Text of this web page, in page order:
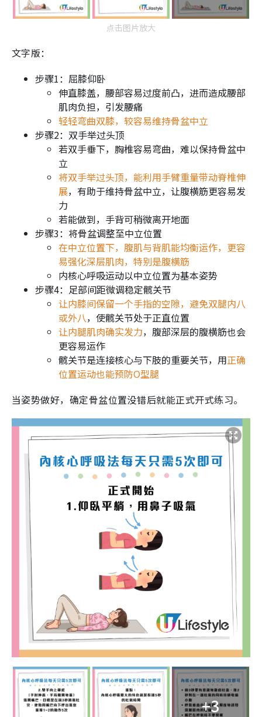
点击图片放大
文字版：
步骤1：屈膝仰卧
伸直膝盖，腰部容易过度前凸，进而造成腰部
肌肉负担，引发腰痛
轻轻弯曲双膝，较容易维持骨盆中立
步骤2：双手举过头顶
若双手垂下，胸椎容易弯曲，难以保持骨盆中
立
将双手举过头顶，能利用手臂重量带动脊椎伸
展，有助于维持骨盆中立，让腹横筋更容易发
力
若能做到，手背可稍微离开地面
步骤3：将骨盆调整至中立位置
在中立位置下，腹肌与背肌能均衡运作，更容
易强化深层肌肉，特别是腹横筋
内核心呼吸运动以中立位置为基本姿势
步骤4：足部间距微调稳定髋关节
让内膝间保留一个手指的空隙，避免双腿内八
或外八，使髋关节处于正直位置
让内腿肌肉确实发力，腹部深层的腹横筋也会
更容易运作
髋关节是连接核心与下肢的重要关节，用正确
位置运动也能预防O型腿
当姿势做好，确定骨盆位置没错后就能正式开式练习。
+3